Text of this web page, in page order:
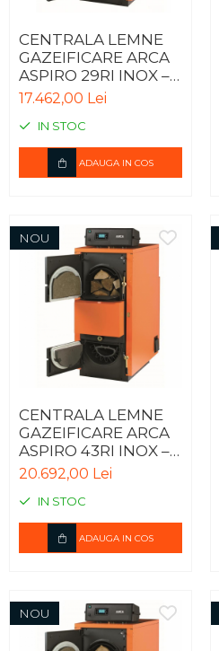
CENTRALA LEMNE
GAZEIFICARE ARCA
ASPIRO 29RI INOX –
30kW
17.462,00 Lei
IN STOC
ADAUGA IN COS
NOU
CENTRALA LEMNE
GAZEIFICARE ARCA
ASPIRO 43RI INOX –
41KW
20.692,00 Lei
IN STOC
ADAUGA IN COS
NOU